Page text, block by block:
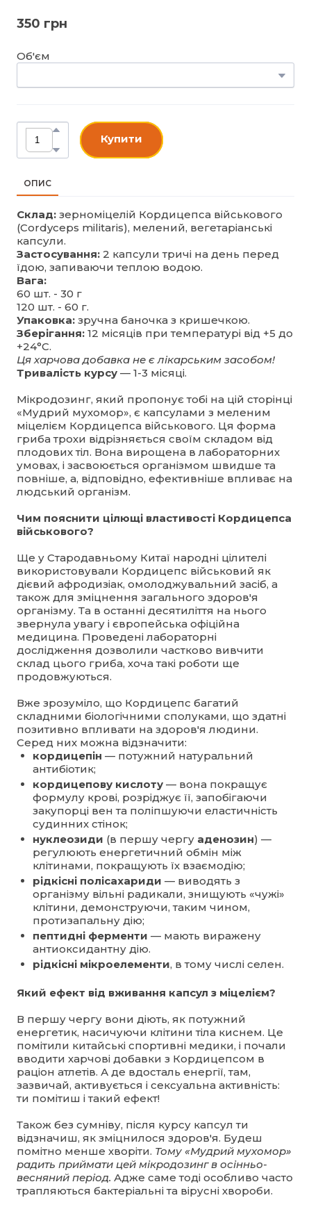
350 грн
Об'єм
Купити
ОПИС
Склад: зерноміцелій Кордицепса військового
(Cordyceps militaris), мелений, вегетаріанські
капсули.
Застосування: 2 капсули тричі на день перед
їдою, запиваючи теплою водою.
Вага:
60 шт. - 30 г
120 шт. - 60 г.
Упаковка: зручна баночка з кришечкою.
Зберігання: 12 місяців при температурі від +5 до
+24°C.
Ця харчова добавка не є лікарським засобом!
Тривалість курсу — 1-3 місяці.
Мікродозинг, який пропонує тобі на цій сторінці
«Мудрий мухомор», є капсулами з меленим
міцелієм Кордицепса військового. Ця форма
гриба трохи відрізняється своїм складом від
плодових тіл. Вона вирощена в лабораторних
умовах, і засвоюється організмом швидше та
повніше, а, відповідно, ефективніше впливає на
людський організм.
Чим пояснити цілющі властивості Кордицепса
військового?
Ще у Стародавньому Китаї народні цілителі
використовували Кордицепс військовий як
дієвий афродизіак, омолоджувальний засіб, а
також для зміцнення загального здоров'я
організму. Та в останні десятиліття на нього
звернула увагу і європейська офіційна
медицина. Проведені лабораторні
дослідження дозволили частково вивчити
склад цього гриба, хоча такі роботи ще
продовжуються.
Вже зрозуміло, що Кордицепс багатий
складними біологічними сполуками, що здатні
позитивно впливати на здоров'я людини.
Серед них можна відзначити:
кордицепін — потужний натуральний
антибіотик;
кордицепову кислоту— вона покращує
формулу крові, розріджує її, запобігаючи
закупорці вен та поліпшуючи еластичність
судинних стінок;
нуклеозиди (в першу чергу аденозин) —
регулюють енергетичний обмін між
клітинами, покращують їх взаємодію;
рідкісні полісахариди — виводять з
організму вільні радикали, знищують «чужі»
клітини, демонструючи, таким чином,
протизапальну дію;
пептидні ферменти — мають виражену
антиоксидантну дію.
рідкісні мікроелементи, в тому числі селен.
Який ефект від вживання капсул з міцелієм?
В першу чергу вони діють, як потужний
енергетик, насичуючи клітини тіла киснем. Це
помітили китайські спортивні медики, і почали
вводити харчові добавки з Кордицепсом в
раціон атлетів. А де вдосталь енергії, там,
зазвичай, активується і сексуальна активність:
ти помітиш і такий ефект!
Також без сумніву, після курсу капсул ти
відзначиш, як зміцнилося здоров'я. Будеш
помітно менше хворіти. Тому «Мудрий мухомор»
радить приймати цей мікродозинг в осінньо-
весняний період. Адже саме тоді особливо часто
трапляються бактеріальні та вірусні хвороби.